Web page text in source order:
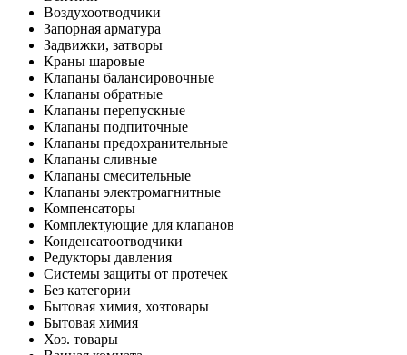
Воздухоотводчики
Запорная арматура
Задвижки, затворы
Краны шаровые
Клапаны балансировочные
Клапаны обратные
Клапаны перепускные
Клапаны подпиточные
Клапаны предохранительные
Клапаны сливные
Клапаны смесительные
Клапаны электромагнитные
Компенсаторы
Комплектующие для клапанов
Конденсатоотводчики
Редукторы давления
Системы защиты от протечек
Без категории
Бытовая химия, хозтовары
Бытовая химия
Хоз. товары